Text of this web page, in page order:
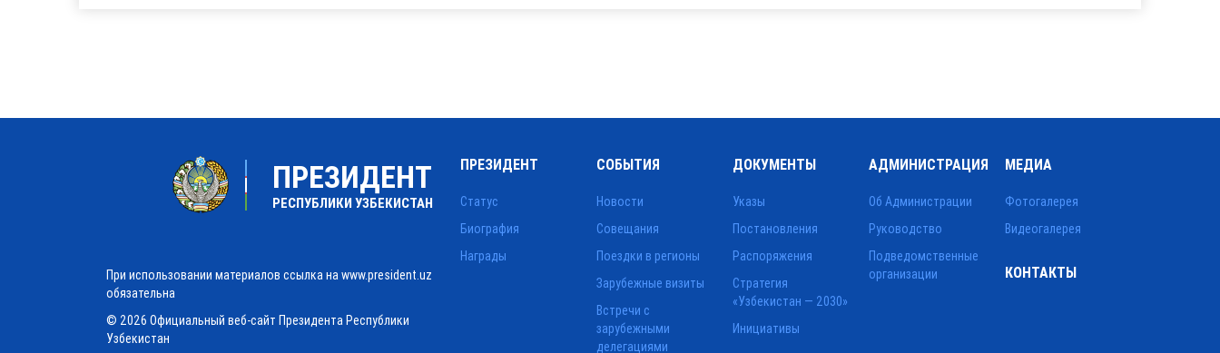
ПРЕЗИДЕНТ
РЕСПУБЛИКИ УЗБЕКИСТАН
При использовании материалов ссылка на www.president.uz
обязательна
© 2026 Официальный веб-сайт Президента Республики
Узбекистан
ПРЕЗИДЕНТ
Статус
Биография
Награды
СОБЫТИЯ
Новости
Совещания
Поездки в регионы
Зарубежные визиты
Встречи с
зарубежными
делегациями
ДОКУМЕНТЫ
Указы
Постановления
Распоряжения
Стратегия
«Узбекистан — 2030»
Инициативы
АДМИНИСТРАЦИЯ
Об Администрации
Руководство
Подведомственные
организации
МЕДИА
Фотогалерея
Видеогалерея
КОНТАКТЫ